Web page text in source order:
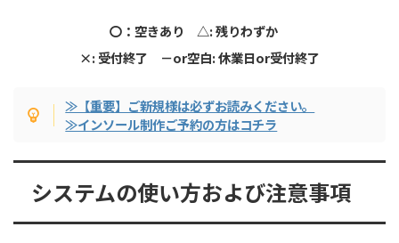
〇：空きあり △: 残りわずか
×: 受付終了 －or空白: 休業日or受付終了
≫【重要】ご新規様は必ずお読みください。
≫インソール制作ご予約の方はコチラ
システムの使い方および注意事項